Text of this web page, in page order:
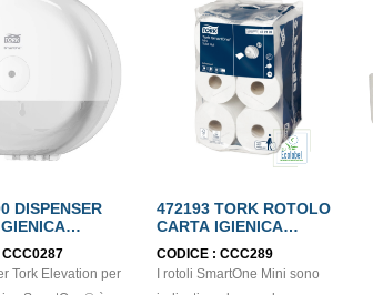
DISPENSER
CCC0287
Tork Elevation per
472193 TORK ROTOLO
CARTA IGIENICA
SMARTONE MINI
ECOLABEL
CODICE : CCC289
I rotoli SmartOne Mini sono